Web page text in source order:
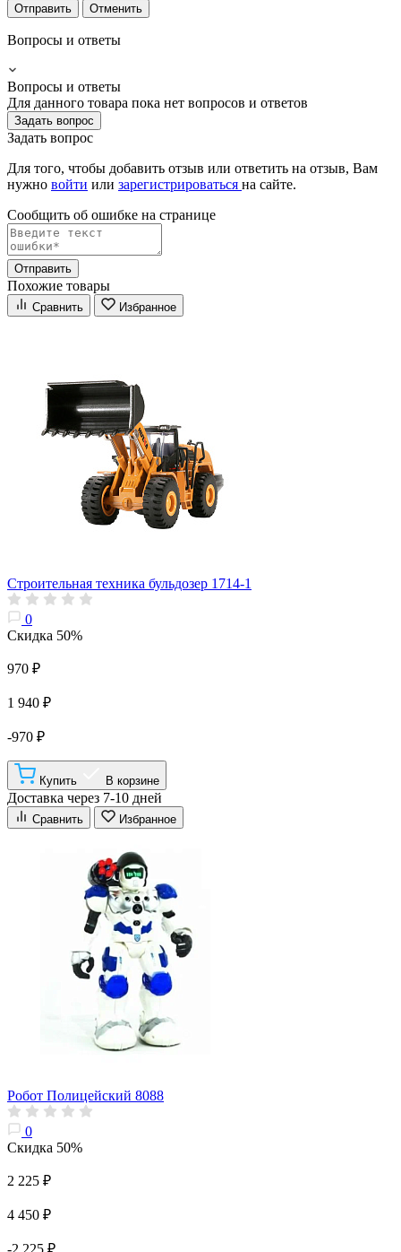
Отправить Отменить
Вопросы и ответы
Вопросы и ответы
Для данного товара пока нет вопросов и ответов
Задать вопрос
Задать вопрос
Для того, чтобы добавить отзыв или ответить на отзыв, Вам
нужно войти или зарегистрироваться на сайте.
Сообщить об ошибке на страницe
Отправить
Похожие товары
Сравнить Избранное
Строительная техника бульдозер 1714-1
0
Скидка 50%
970 ₽
1 940 ₽
-970 ₽
Купить В корзине
Доставка через 7-10 дней
Сравнить Избранное
Робот Полицейский 8088
0
Скидка 50%
2 225 ₽
4 450 ₽
-2 225 ₽